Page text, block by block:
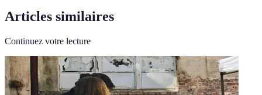
Articles similaires
Continuez votre lecture